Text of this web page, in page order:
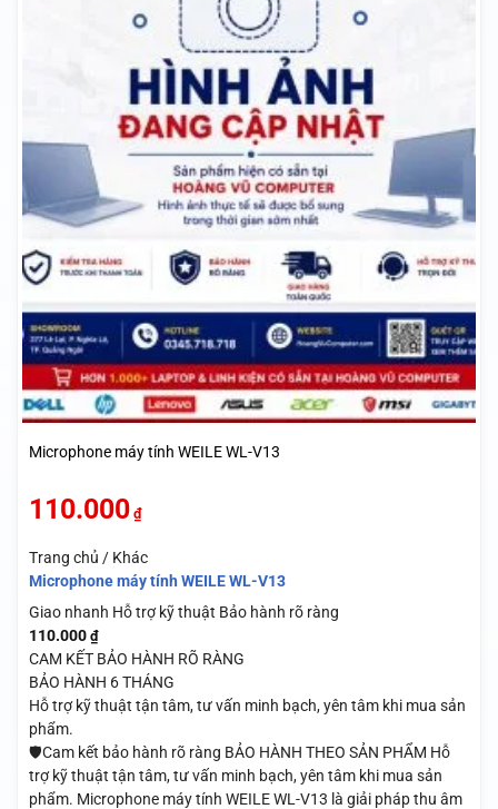
Microphone máy tính WEILE WL-V13
110.000 ₫
Trang chủ / Khác
Microphone máy tính WEILE WL-V13
Giao nhanh Hỗ trợ kỹ thuật Bảo hành rõ ràng
110.000 ₫
CAM KẾT BẢO HÀNH RÕ RÀNG
BẢO HÀNH 6 THÁNG
Hỗ trợ kỹ thuật tận tâm, tư vấn minh bạch, yên tâm khi mua sản
phẩm.
🛡️Cam kết bảo hành rõ ràng BẢO HÀNH THEO SẢN PHẨM Hỗ
trợ kỹ thuật tận tâm, tư vấn minh bạch, yên tâm khi mua sản
phẩm. Microphone máy tính WEILE WL-V13 là giải pháp thu âm